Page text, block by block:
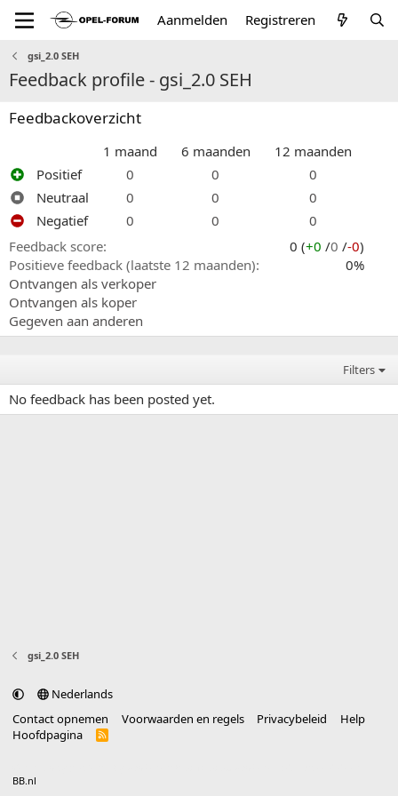
Aanmelden Registreren
gsi_2.0 SEH
Feedback profile - gsi_2.0 SEH
Feedbackoverzicht
1 maand 6 maanden
12 maanden
Positief
0 0
0
Neutraal
0 0
0
Negatief
0 0
0
Feedback score
0 (+0 /0 /-0)
Positieve feedback (laatste 12 maanden)
0%
Ontvangen als verkoper
Ontvangen als koper
Gegeven aan anderen
Filters
No feedback has been posted yet.
gsi_2.0 SEH
Nederlands
Contact opnemen
Voorwaarden en regels Privacybeleid
Help
Hoofdpagina
R
BB.nl